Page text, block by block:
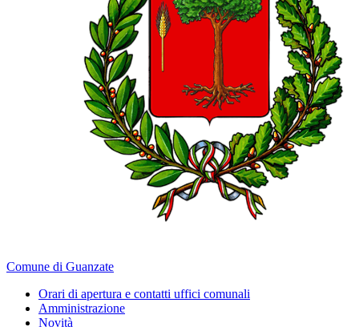
Comune di Guanzate
Orari di apertura e contatti uffici comunali
Amministrazione
Novità